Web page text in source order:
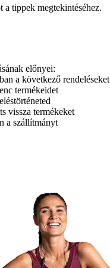
a tippek megtekintéséhez.
előnyei:
a következő rendeléseket
termékeidet
vissza termékeket
a szállítmányt